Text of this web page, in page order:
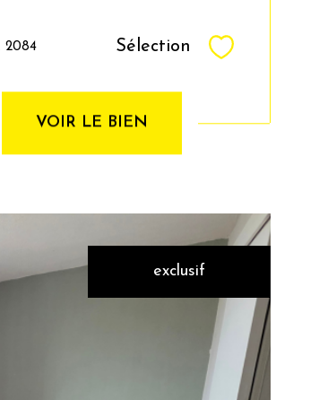
2084 Sélection Sélectionner
VOIR LE BIEN
exclusif